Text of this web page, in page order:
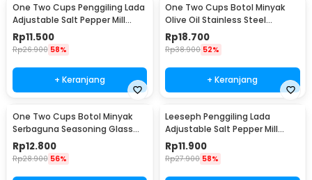
One Two Cups Penggiling Lada
Adjustable Salt Pepper Mill
Grinder 160ml - M15996
Rp11.500
Rp26.900 58%
+ Keranjang
One Two Cups Botol Minyak
Olive Oil Stainless Steel
Platted 500ml - OT50
Rp18.700
Rp38.900 52%
+ Keranjang
One Two Cups Botol Minyak
Serbaguna Seasoning Glass
Jar 630ml - CY180
Rp12.800
Rp28.900 56%
Leeseph Penggiling Lada
Adjustable Salt Pepper Mill
Grinder 80ml - M1599
Rp11.900
Rp27.900 58%